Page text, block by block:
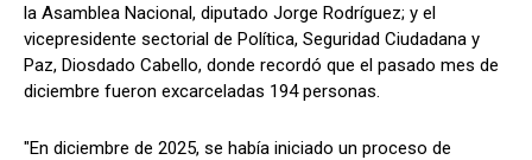
la Asamblea Nacional, diputado Jorge Rodríguez; y el
vicepresidente sectorial de Política, Seguridad Ciudadana y
Paz, Diosdado Cabello, donde recordó que el pasado mes de
diciembre fueron excarceladas 194 personas.
"En diciembre de 2025, se había iniciado un proceso de